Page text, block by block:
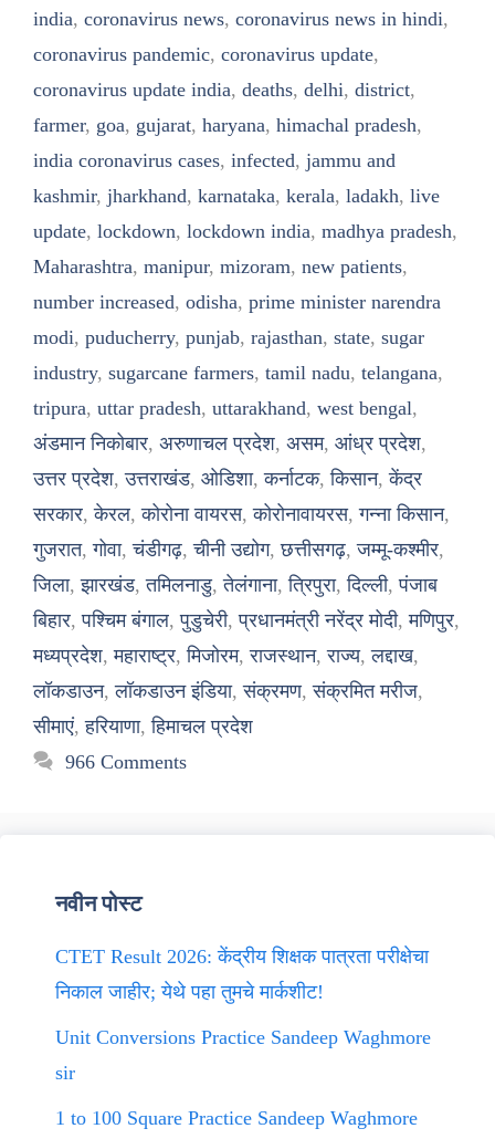
india, coronavirus news, coronavirus news in hindi,
coronavirus pandemic, coronavirus update,
coronavirus update india, deaths, delhi, district,
farmer, goa, gujarat, haryana, himachal pradesh,
india coronavirus cases, infected, jammu and
kashmir, jharkhand, karnataka, kerala, ladakh, live
update, lockdown, lockdown india, madhya pradesh,
Maharashtra, manipur, mizoram, new patients,
number increased, odisha, prime minister narendra
modi, puducherry, punjab, rajasthan, state, sugar
industry, sugarcane farmers, tamil nadu, telangana,
tripura, uttar pradesh, uttarakhand, west bengal,
अंडमान निकोबार, अरुणाचल प्रदेश, असम, आंध्र प्रदेश,
उत्तर प्रदेश,उत्तराखंड, ओडिशा,कर्नाटक,किसान,केंद्र
सरकार,केरल,कोरोना वायरस,कोरोनावायरस,गन्ना किसान,
गुजरात,गोवा,चंडीगढ़,चीनी उद्योग,छत्तीसगढ़,जम्मू-कश्मीर,
जिला,झारखंड,तमिलनाडु,तेलंगाना,त्रिपुरा,दिल्ली,पंजाब
बिहार,पश्चिम बंगाल,पुडुचेरी,प्रधानमंत्री नरेंद्र मोदी,मणिपुर,
मध्यप्रदेश,महाराष्ट्र,मिजोरम,राजस्थान,राज्य,लद्दाख,
लॉकडाउन,लॉकडाउन इंडिया,संक्रमण,संक्रमित मरीज,
सीमाएं,हरियाणा,हिमाचल प्रदेश
966 Comments
नवीन पोस्ट
CTET Result 2026: केंद्रीय शिक्षक पात्रता परीक्षेचा
निकाल जाहीर; येथे पहा तुमचे मार्कशीट!
Unit Conversions Practice Sandeep Waghmore
sir
1 to 100 Square Practice Sandeep Waghmore